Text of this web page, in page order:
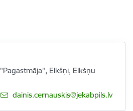
"Pagastmāja", Elkšņi, Elkšņu
E-pasts:
dainis.cernauskis@jekabpils.lv